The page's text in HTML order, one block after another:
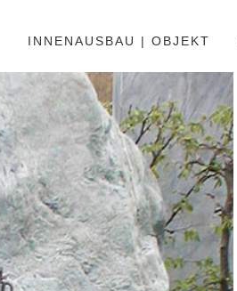
INNENAUSBAU | OBJEKT